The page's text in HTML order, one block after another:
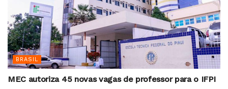
BRASIL
MEC autoriza 45 novas vagas de professor para o IFPI